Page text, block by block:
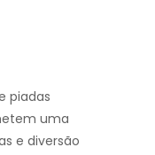
piadas
uma
e diversão